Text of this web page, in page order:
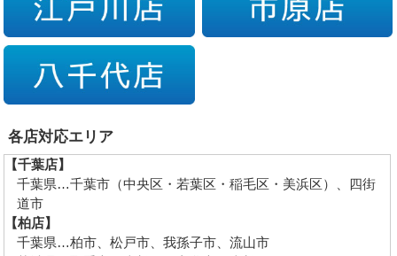
各店対応エリア
【千葉店】
千葉県…千葉市（中央区・若葉区・稲毛区・美浜区）、四街
道市
【柏店】
千葉県…柏市、松戸市、我孫子市、流山市